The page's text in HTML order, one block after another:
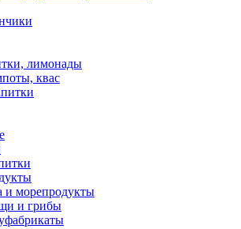
лимонады
квас
и морепродукты
и грибы